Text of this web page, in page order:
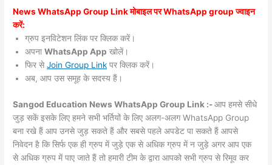
News WhatsApp Group Link मोबाइल पर WhatsApp group ज्वाइन
करें:
ग्रुप इनविटेशन लिंक पर क्लिक करें।
अपनाWhatsApp App खोलें।
फिर सेJoin Group Link पर क्लिक करें।
अब, आप उस समूह के सदस्य हैं।
Sangod Education News WhatsApp Group Link :-आप हमसे सीधे
जुड़ सकें इसके लिए हमने सभी भर्तियों के लिए अलग-अलग WhatsApp Group
बना रखे हैं आप उनसे जुड़ सकते हैं और सबसे पहले अपडेट पा सकते हैं आपसे
निवेदन है कि सिर्फ एक ही ग्रुप में जुड़े एक से अधिक ग्रुप में न जुड़े अगर आप एक
से अधिक ग्रुप में पाए जाते हैं तो हमारी टीम के द्वारा आपको सभी ग्रुप से रिमूव कर